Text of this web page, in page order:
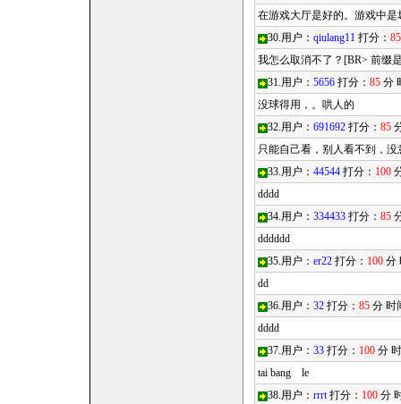
在游戏大厅是好的。游戏中
30.用户： qiulang11 打分： 85
我怎么取消不了？[BR> 前缀
31.用户： 5656 打分： 85 分
没球得用，。哄人的
32.用户： 691692 打分： 85
只能自己看，别人看不到，没
33.用户： 44544 打分： 100
dddd
34.用户： 334433 打分： 85
dddddd
35.用户： er22 打分： 100 分
dd
36.用户： 32 打分： 85 分 时
dddd
37.用户： 33 打分： 100 分
tai bang le
38.用户： rrrt打分： 100 分